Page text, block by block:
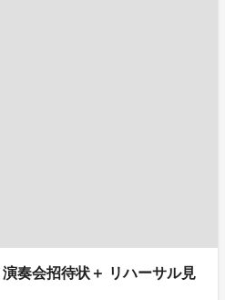
奏会招待状＋ リハーサル見